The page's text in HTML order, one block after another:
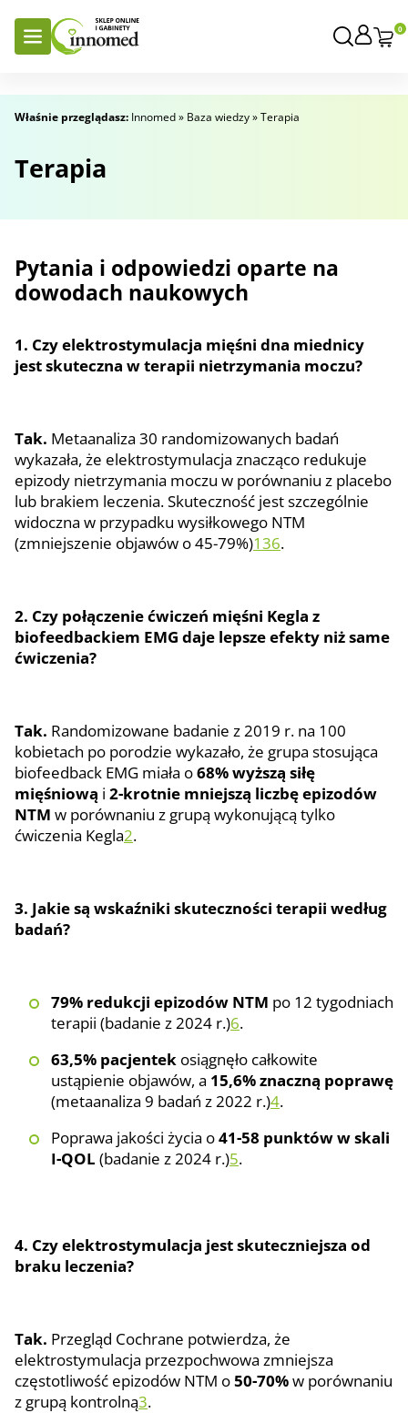
0
Właśnie przeglądasz: Innomed» Baza wiedzy»Terapia
Terapia
Pytania i odpowiedzi oparte na
dowodach naukowych
1. Czy elektrostymulacja mięśni dna miednicy
jest skuteczna w terapii nietrzymania moczu?
Tak. Metaanaliza 30 randomizowanych badań
wykazała, że elektrostymulacja znacząco redukuje
epizody nietrzymania moczu w porównaniu z placebo
lub brakiem leczenia. Skuteczność jest szczególnie
widoczna w przypadku wysiłkowego NTM
(zmniejszenie objawów o 45-79%)136.
2. Czy połączenie ćwiczeń mięśni Kegla z
biofeedbackiem EMG daje lepsze efekty niż same
ćwiczenia?
Tak. Randomizowane badanie z 2019 r. na 100
kobietach po porodzie wykazało, że grupa stosująca
biofeedback EMG miała o68% wyższą siłę
mięśniową i 2-krotnie mniejszą liczbę epizodów
NTM w porównaniu z grupą wykonującą tylko
ćwiczenia Kegla2.
3. Jakie są wskaźniki skuteczności terapii według
badań?
79% redukcji epizodów NTM po 12 tygodniach
terapii (badanie z 2024 r.)6.
63,5% pacjentek osiągnęło całkowite
ustąpienie objawów, a 15,6% znaczną poprawę
(metaanaliza 9 badań z 2022 r.)4.
Poprawa jakości życia o41-58 punktów w skali
I-QOL (badanie z 2024 r.)5.
4. Czy elektrostymulacja jest skuteczniejsza od
braku leczenia?
Tak. Przegląd Cochrane potwierdza, że
elektrostymulacja przezpochwowa zmniejsza
częstotliwość epizodów NTM o50-70%w porównaniu
z grupą kontrolną3.